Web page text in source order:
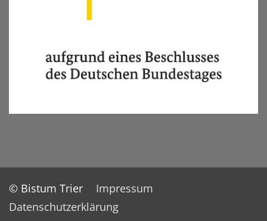
© Bistum Trier
Impressum
Datenschutzerklärung